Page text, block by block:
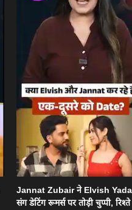
Jannat Zubair ने Elvish
संग डेटिंग रूमर्स पर तोड़ी चुप्पी,